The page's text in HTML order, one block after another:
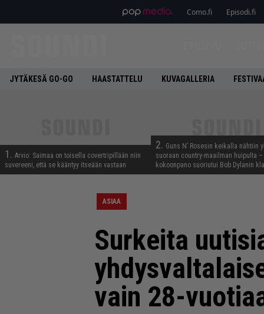
Como.fi Episodi.fi
JYTÄKESÄ GO-GO HAASTATTELU KUVAGALLERIA
1. Arvio: Saimaa on toisella covertripillään niin
suvereeni, että se kääntyy itseään vastaan
2. Guns N’ Rosesin keikalla nähtiin
suoraan country-maailman huipulta –
kokoonpano suoriutui Bob Dylanin
ASIAA
Surkeita
vain 28-